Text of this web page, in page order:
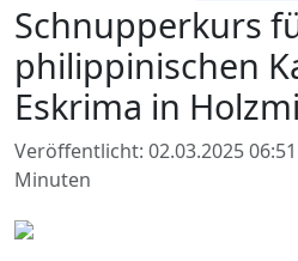
Schnupperkurs
philippinischen
Eskrima in
Veröffentlicht: 02.03.2025
Minuten